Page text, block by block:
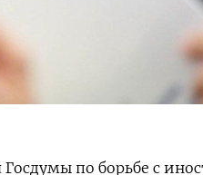
по борьбе с